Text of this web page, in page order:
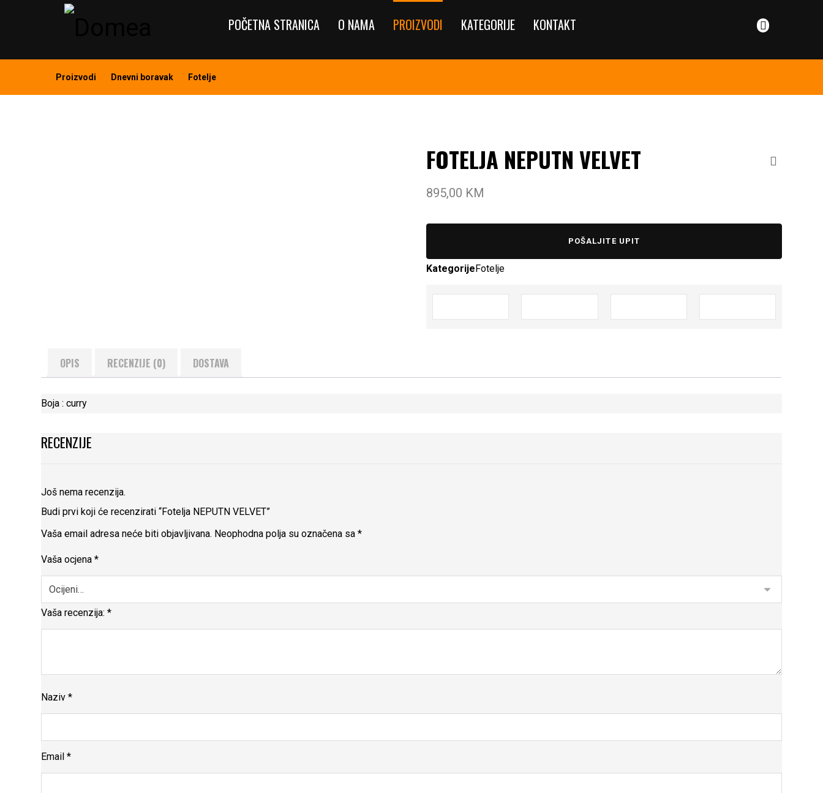
POČETNA STRANICA O NAMA PROIZVODI KATEGORIJE KONTAKT
Proizvodi Dnevni boravak Fotelje
FOTELJA NEPUTN VELVET
895,00 KM
POŠALJITE UPIT
KategorijeFotelje
OPIS RECENZIJE (0) DOSTAVA
Boja : curry
RECENZIJE
Još nema recenzija.
Budi prvi koji će recenzirati “Fotelja NEPUTN VELVET”
Vaša email adresa neće biti objavljivana. Neophodna polja su označena sa*
Vaša ocjena*
Vaša recenzija:*
Naziv*
Email*